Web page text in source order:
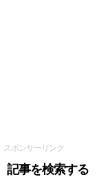
スポンサーリンク
記事を検索する